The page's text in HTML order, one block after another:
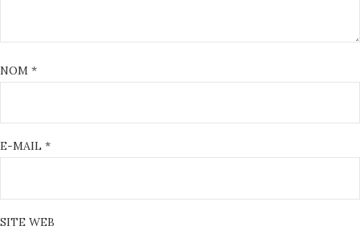
NOM *
E-MAIL *
SITE WEB